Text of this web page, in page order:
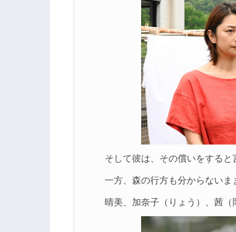
そして彼は、その償いをすると
一方、森の行方も分からないま
晴美、加奈子（りょう）、茜（